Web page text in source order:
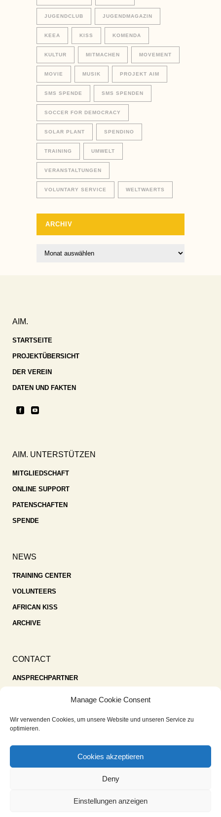
Manage Cookie Consent
Wir verwenden Cookies, um unsere Website und unseren Service zu
optimieren.
Cookies akzeptieren
Deny
Einstellungen anzeigen
JUGENDCLUB JUGENDMAGAZIN
KEEA KISS KOMENDA
KULTUR MITMACHEN MOVEMENT
MOVIE MUSIK PROJEKT AIM
SMS SPENDE SMS SPENDEN
SOCCER FOR DEMOCRACY
SOLAR PLANT SPENDINO
TRAINING UMWELT
VERANSTALTUNGEN
VOLUNTARY SERVICE WELTWAERTS
ARCHIV
Archiv
AIM.
STARTSEITE
PROJEKTÜBERSICHT
DER VEREIN
DATEN UND FAKTEN
AIM. UNTERSTÜTZEN
MITGLIEDSCHAFT
ONLINE SUPPORT
PATENSCHAFTEN
SPENDE
NEWS
TRAINING CENTER
VOLUNTEERS
AFRICAN KISS
ARCHIVE
CONTACT
ANSPRECHPARTNER
IMPRESSUM
COOKIE-RICHTLINIE (EU)